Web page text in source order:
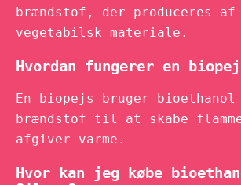
brændstof, der produceres
vegetabilsk materiale.
Hvordan fungerer en
En biopejs bruger bioethanol
brændstof til at skabe
afgiver varme.
Hvor kan jeg købe